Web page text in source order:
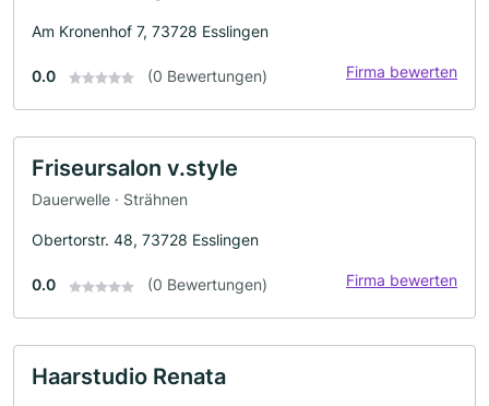
Am Kronenhof 7, 73728 Esslingen
0.0 (0 Bewertungen) Firma bewerten
Friseursalon v.style
Dauerwelle · Strähnen
Obertorstr. 48, 73728 Esslingen
0.0 (0 Bewertungen) Firma bewerten
Haarstudio Renata